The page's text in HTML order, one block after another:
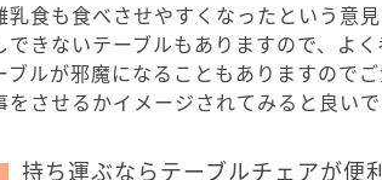
乳食も食べさせやすくなったという意
できないテーブルもありますので、よ
ブルが邪魔になることもありますので
をさせるかイメージされてみると良いで
持ち運ぶならテーブルチェアが便